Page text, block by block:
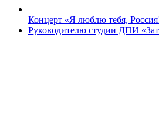
Концерт «Я люблю тебя,
Руководителю студии ДПИ